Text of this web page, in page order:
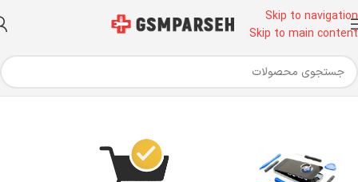
Skip to navigation
Skip to main content
خانه محصولات برچسب خورده “آیفون 12 پرو”